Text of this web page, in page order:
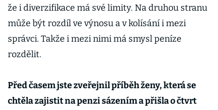
že i diverzifikace má své limity. Na druhou stranu
může být rozdíl ve výnosu a v kolísání i mezi
správci. Takže i mezi nimi má smysl peníze
rozdělit.
Před časem jste zveřejnil příběh ženy, která se
chtěla zajistit na penzi sázením a přišla o čtvrt